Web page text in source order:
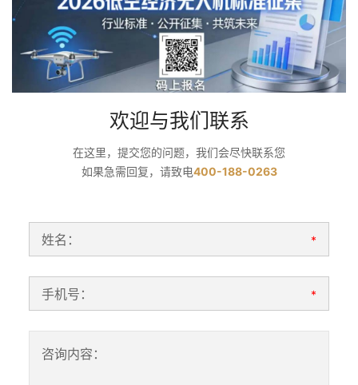
欢迎与我们联系
在这里，提交您的问题，我们会尽快联系您
如果急需回复，请致电400-188-0263
姓名： *
手机号： *
咨询内容：